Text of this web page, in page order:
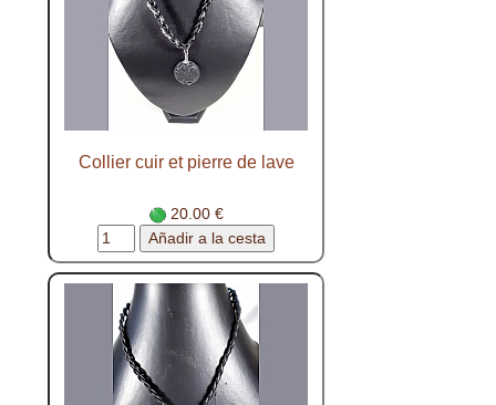
Collier cuir et pierre de lave
20.00 €